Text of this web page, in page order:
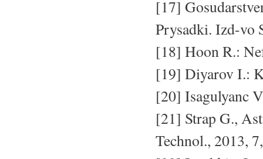
[17]
Prysadki. Izd-vo
[18] Hoon R.:
[19] Diyarov I.:
[20] Isagulyanc
[21] Strap G.,
Technol., 2013,